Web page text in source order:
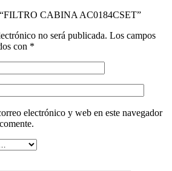
“FILTRO CABINA AC0184CSET”
no será publicada. Los campos
con *
electrónico y web en este navegador